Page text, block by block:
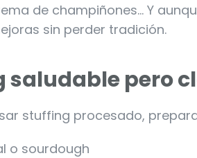
de champiñones… Y
sin perder tradición.
saludable pero
stuffing procesado,
o sourdough